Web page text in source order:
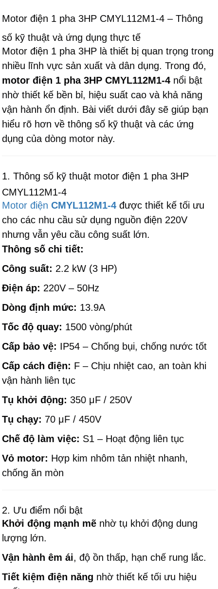
Motor điện 1 pha 3HP CMYL112M1-4 – Thông
số kỹ thuật và ứng dụng thực tế
Motor điện 1 pha 3HP là thiết bị quan trọng trong
nhiều lĩnh vực sản xuất và dân dụng. Trong đó,
motor điện 1 pha 3HP CMYL112M1-4 nổi bật
nhờ thiết kế bền bỉ, hiệu suất cao và khả năng
vận hành ổn định. Bài viết dưới đây sẽ giúp bạn
hiểu rõ hơn về thông số kỹ thuật và các ứng
dụng của dòng motor này.
1. Thông số kỹ thuật motor điện 1 pha 3HP
CMYL112M1-4
Motor điệnCMYL112M1-4 được thiết kế tối ưu
cho các nhu cầu sử dụng nguồn điện 220V
nhưng vẫn yêu cầu công suất lớn.
Thông số chi tiết:
Công suất: 2.2 kW (3 HP)
Điện áp: 220V – 50Hz
Dòng định mức: 13.9A
Tốc độ quay: 1500 vòng/phút
Cấp bảo vệ: IP54 – Chống bụi, chống nước tốt
Cấp cách điện: F – Chịu nhiệt cao, an toàn khi
vận hành liên tục
Tụ khởi động: 350 μF / 250V
Tụ chạy: 70 μF / 450V
Chế độ làm việc: S1 – Hoạt động liên tục
Vỏ motor: Hợp kim nhôm tản nhiệt nhanh,
chống ăn mòn
2. Ưu điểm nổi bật
Khởi động mạnh mẽ nhờ tụ khởi động dung
lượng lớn.
Vận hành êm ái, độ ồn thấp, hạn chế rung lắc.
Tiết kiệm điện năng nhờ thiết kế tối ưu hiệu